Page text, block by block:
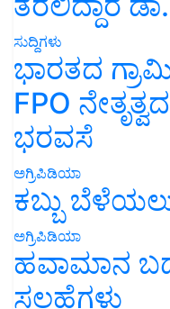
ಸುದ್ದಿಗಳು
ಭಾರತದ
FPO
ಭರವಸೆ
ಅಗ್ರಿಪಿಡಿಯಾ
ಕಬ್ಬು
ಅಗ್ರಿಪಿಡಿಯಾ
ಹವಾಮಾನ
ಸಲಹೆಗಳು